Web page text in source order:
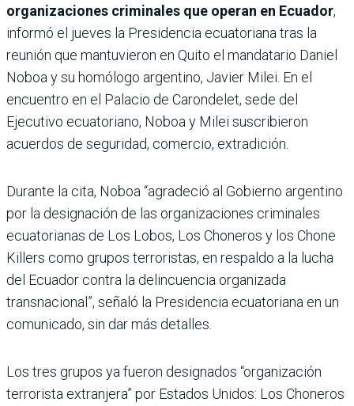
organizaciones criminales que operan en Ecuador,
informó el jueves la Presidencia ecuatoriana tras la
reunión que mantuvieron en Quito el mandatario Daniel
Noboa y su homólogo argentino, Javier Milei. En el
encuentro en el Palacio de Carondelet, sede del
Ejecutivo ecuatoriano, Noboa y Milei suscribieron
acuerdos de seguridad, comercio, extradición.
Durante la cita, Noboa “agradeció al Gobierno argentino
por la designación de las organizaciones criminales
ecuatorianas de Los Lobos, Los Choneros y los Chone
Killers como grupos terroristas, en respaldo a la lucha
del Ecuador contra la delincuencia organizada
transnacional”, señaló la Presidencia ecuatoriana en un
comunicado, sin dar más detalles.
Los tres grupos ya fueron designados “organización
terrorista extranjera” por Estados Unidos: Los Choneros